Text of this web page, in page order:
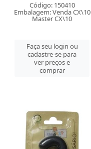
Código: 150410
Embalagem: Venda CX\10
Master CX\10
Faça seu login ou
cadastre-se para
ver preços e
comprar